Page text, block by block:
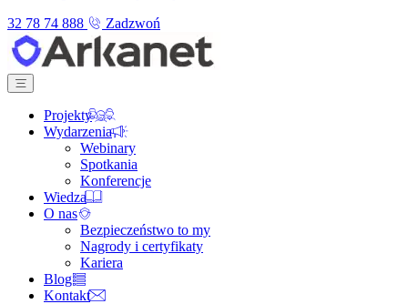
32 78 74 888
Zadzwoń
Projekty
Wydarzenia
Webinary
Spotkania
Konferencje
Wiedza
O nas
Bezpieczeństwo to my
Nagrody i certyfikaty
Kariera
Blog
Kontakt